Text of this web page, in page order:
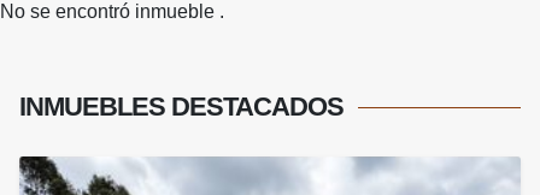
No se encontró inmueble .
INMUEBLES DESTACADOS